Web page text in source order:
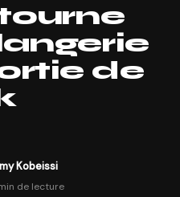
de
Kobeissi
de lecture